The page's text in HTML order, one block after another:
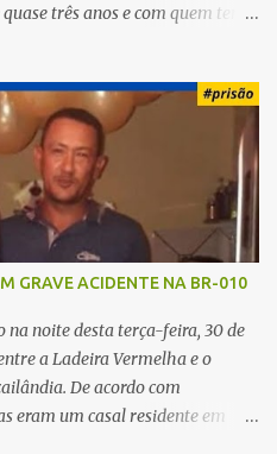
três anos e com quem tem
noite, a vítima recebeu o
festa. Ao chegar ao local,
presente, mas permaneceu
ataque aconteceu quando
das 5h40 da manhã.
Assim que me viu, entrou
uma faca, atingindo também
Após a agressão, Karine
bem, estando fora de perigo.
de ocorrência contra o ex-
GRAVE ACIDENTE NA BR-010
na noite desta terça-feira, 30 de
a Ladeira Vermelha e o
De acordo com
eram um casal residente em